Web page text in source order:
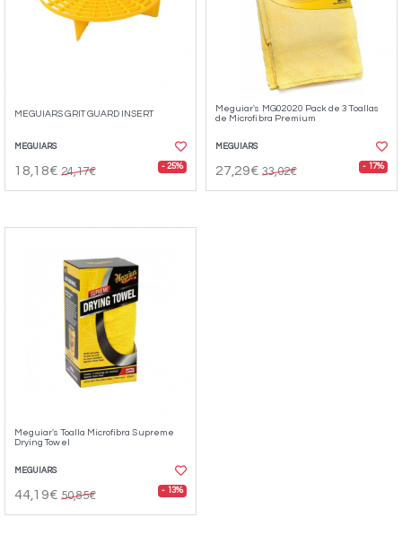
MEGUIARS GRIT GUARD INSERT
MEGUIARS
18,18€ 24,17€ - 25%
Meguiar's MG02020 Pack de 3 Toallas
de Microfibra Premium
MEGUIARS
27,29€ 33,02€ - 17%
Meguiar's Toalla Microfibra Supreme
Drying Towel
MEGUIARS
44,19€ 50,85€ - 13%